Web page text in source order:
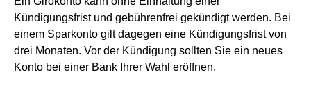
Kündigungsfrist und gebührenfrei gekündigt werden. Bei
einem Sparkonto gilt dagegen eine Kündigungsfrist von
drei Monaten. Vor der Kündigung sollten Sie ein neues
Konto bei einer Bank Ihrer Wahl eröffnen.